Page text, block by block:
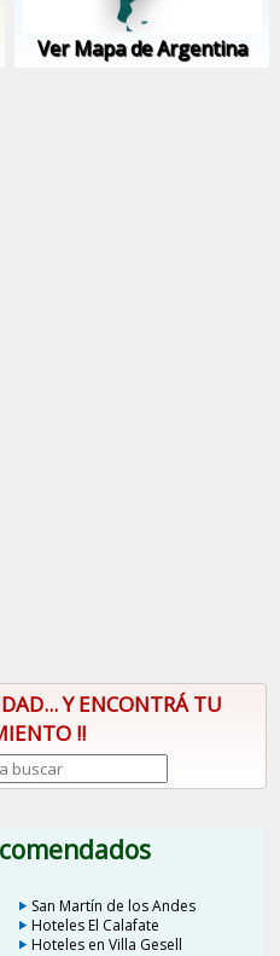
Ver Mapa de Argentina
Y ENCONTRÁ TU
!!
San Martín de los Andes
Hoteles El Calafate
Hoteles en Villa Gesell